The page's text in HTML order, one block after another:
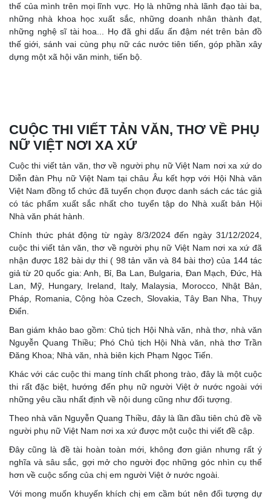
thế của mình trên mọi lĩnh vực. Họ là những nhà lãnh đạo tài ba,
những nhà khoa học xuất sắc, những doanh nhân thành đạt,
những nghệ sĩ tài hoa... Họ đã ghi dấu ấn đậm nét trên bản đồ
thế giới, sánh vai cùng phụ nữ các nước tiên tiến, góp phần xây
dựng một xã hội văn minh, tiến bộ.
CUỘC THI VIẾT TẢN VĂN, THƠ VỀ PHỤ
NỮ VIỆT NƠI XA XỨ
Cuộc thi viết tản văn, thơ về người phụ nữ Việt Nam nơi xa xứ do
Diễn đàn Phụ nữ Việt Nam tại châu Âu kết hợp với Hội Nhà văn
Việt Nam đồng tổ chức đã tuyển chọn được danh sách các tác giả
có tác phẩm xuất sắc nhất cho tuyển tập do Nhà xuất bản Hội
Nhà văn phát hành.
Chính thức phát động từ ngày 8/3/2024 đến ngày 31/12/2024,
cuộc thi viết tản văn, thơ về người phụ nữ Việt Nam nơi xa xứ đã
nhận được 182 bài dự thi ( 98 tản văn và 84 bài thơ) của 144 tác
giả từ 20 quốc gia: Anh, Bỉ, Ba Lan, Bulgaria, Đan Mạch, Đức, Hà
Lan, Mỹ, Hungary, Ireland, Italy, Malaysia, Morocco, Nhật Bản,
Pháp, Romania, Cộng hòa Czech, Slovakia, Tây Ban Nha, Thụy
Điển.
Ban giám khảo bao gồm: Chủ tịch Hội Nhà văn, nhà thơ, nhà văn
Nguyễn Quang Thiều; Phó Chủ tịch Hội Nhà văn, nhà thơ Trần
Đăng Khoa; Nhà văn, nhà biên kịch Phạm Ngọc Tiến.
Khác với các cuộc thi mang tính chất phong trào, đây là một cuộc
thi rất đặc biệt, hướng đến phụ nữ người Việt ở nước ngoài với
những yêu cầu nhất định về nội dung cũng như đối tượng.
Theo nhà văn Nguyễn Quang Thiều, đây là lần đầu tiên chủ đề về
người phụ nữ Việt Nam nơi xa xứ được một cuộc thi viết đề cập.
Đây cũng là đề tài hoàn toàn mới, không đơn giản nhưng rất ý
nghĩa và sâu sắc, gợi mở cho người đọc những góc nhìn cụ thể
hơn về cuộc sống của chị em người Việt ở nước ngoài.
Với mong muốn khuyến khích chị em cầm bút nên đối tượng dự